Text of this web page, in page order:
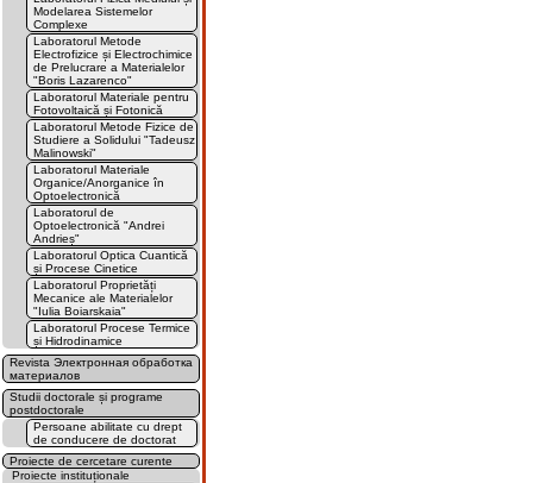
Modelarea Sistemelor
Complexe
Laboratorul Metode
Electrofizice și Electrochimice
de Prelucrare a Materialelor
"Boris Lazarenco"
Laboratorul Materiale pentru
Fotovoltaică și Fotonică
Laboratorul Metode Fizice de
Studiere a Solidului "Tadeusz
Malinowski"
Laboratorul Materiale
Organice/Anorganice în
Optoelectronică
Laboratorul de
Optoelectronică "Andrei
Andrieș"
Laboratorul Optica Cuantică
și Procese Cinetice
Laboratorul Proprietăți
Mecanice ale Materialelor
"Iulia Boiarskaia"
Laboratorul Procese Termice
și Hidrodinamice
Revista Электронная обработка
материалов
Studii doctorale și programe
postdoctorale
Persoane abilitate cu drept
de conducere de doctorat
Proiecte de cercetare curente
Proiecte instituționale